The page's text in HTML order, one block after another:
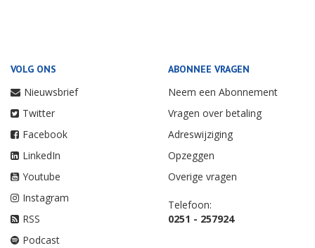
VOLG ONS
Nieuwsbrief
Twitter
Facebook
LinkedIn
Youtube
Instagram
RSS
Podcast
ABONNEE VRAGEN
Neem een Abonnement
Vragen over betaling
Adreswijziging
Opzeggen
Overige vragen
Telefoon:
0251 - 257924